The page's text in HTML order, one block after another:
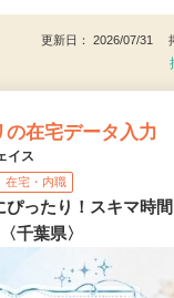
更新日： 2026/07/31
在宅データ入力
イス
在宅・内職
ぴったり！スキマ時
千葉県〉